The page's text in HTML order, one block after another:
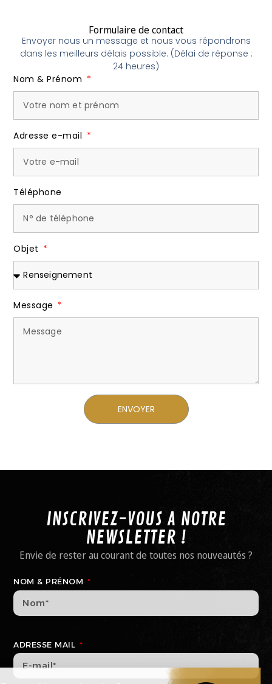
Formulaire de contact
Envoyer nous un message et nous vous répondrons
dans les meilleurs délais possible. (Délai de réponse :
24 heures)
Nom & Prénom
Adresse e-mail
Téléphone
Objet
Message
ENVOYER
INSCRIVEZ-VOUS A NOTRE
NEWSLETTER !
Envie de rester au courant de toutes nos nouveautés ?
NOM & PRÉNOM
ADRESSE MAIL